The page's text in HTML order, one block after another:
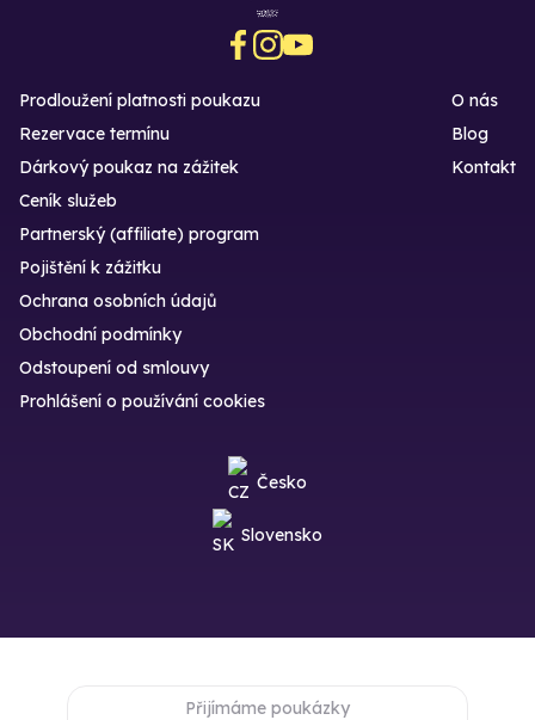
Prodloužení platnosti poukazu
Rezervace termínu
Dárkový poukaz na zážitek
O nás
Blog
Kontakt
Ceník služeb
Partnerský (affiliate) program
Pojištění k zážitku
Ochrana osobních údajů
Obchodní podmínky
Odstoupení od smlouvy
Prohlášení o používání cookies
Česko
Slovensko
Přijímáme poukázky